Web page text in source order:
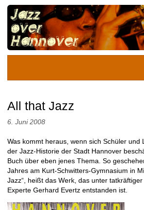
All that Jazz
6. Juni 2008
Was kommt heraus, wenn sich Schüler und
der Jazz-Historie der Stadt Hannover
Buch über eben jenes Thema. So
Jahres am Kurt-Schwitters-Gymnasium in
Jazz“, heißt das Werk, das unter
Experte Gerhard Evertz entstanden ist.